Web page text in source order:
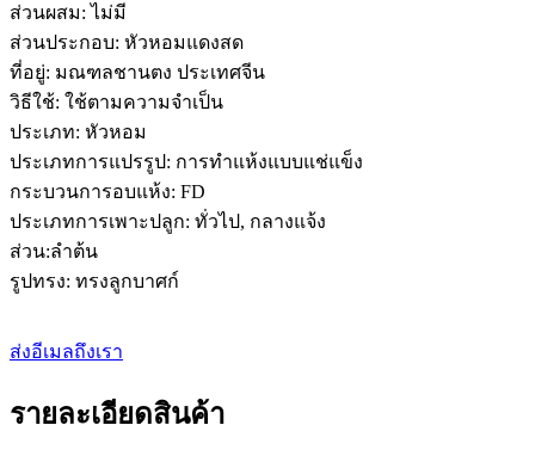
ส่วนผสม: ไม่มี
ส่วนประกอบ: หัวหอมแดงสด
ที่อยู่: มณฑลชานตง ประเทศจีน
วิธีใช้: ใช้ตามความจำเป็น
ประเภท: หัวหอม
ประเภทการแปรรูป: การทำแห้งแบบแช่แข็ง
กระบวนการอบแห้ง: FD
ประเภทการเพาะปลูก: ทั่วไป, กลางแจ้ง
ส่วน:ลำต้น
รูปทรง: ทรงลูกบาศก์
ส่งอีเมลถึงเรา
รายละเอียดสินค้า